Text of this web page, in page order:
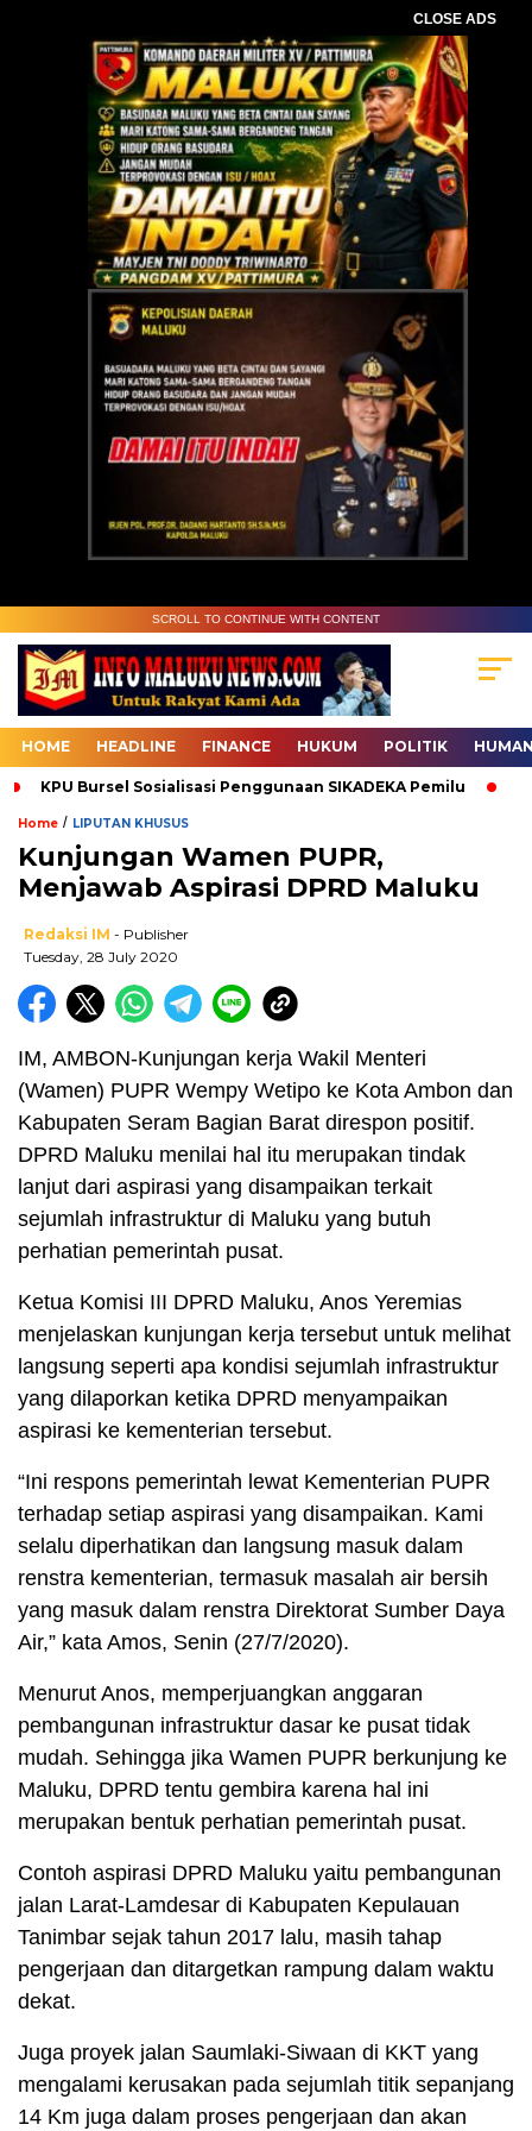
CLOSE ADS
SCROLL TO CONTINUE WITH CONTENT
HOME HEADLINE FINANCE HUKUM POLITIK
KPU Bursel Sosialisasi Penggunaan SIKADEKA Pemilu
Home / LIPUTAN KHUSUS
Kunjungan Wamen PUPR,
Menjawab Aspirasi DPRD Maluku
Redaksi IM - Publisher
Tuesday, 28 July 2020
IM, AMBON-Kunjungan kerja Wakil Menteri
(Wamen) PUPR Wempy Wetipo ke Kota Ambon dan
Kabupaten Seram Bagian Barat direspon positif.
DPRD Maluku menilai hal itu merupakan tindak
lanjut dari aspirasi yang disampaikan terkait
sejumlah infrastruktur di Maluku yang butuh
perhatian pemerintah pusat.
Ketua Komisi III DPRD Maluku, Anos Yeremias
menjelaskan kunjungan kerja tersebut untuk melihat
langsung seperti apa kondisi sejumlah infrastruktur
yang dilaporkan ketika DPRD menyampaikan
aspirasi ke kementerian tersebut.
“Ini respons pemerintah lewat Kementerian PUPR
terhadap setiap aspirasi yang disampaikan. Kami
selalu diperhatikan dan langsung masuk dalam
renstra kementerian, termasuk masalah air bersih
yang masuk dalam renstra Direktorat Sumber Daya
Air,” kata Amos, Senin (27/7/2020).
Menurut Anos, memperjuangkan anggaran
pembangunan infrastruktur dasar ke pusat tidak
mudah. Sehingga jika Wamen PUPR berkunjung ke
Maluku, DPRD tentu gembira karena hal ini
merupakan bentuk perhatian pemerintah pusat.
Contoh aspirasi DPRD Maluku yaitu pembangunan
jalan Larat-Lamdesar di Kabupaten Kepulauan
Tanimbar sejak tahun 2017 lalu, masih tahap
pengerjaan dan ditargetkan rampung dalam waktu
dekat.
Juga proyek jalan Saumlaki-Siwaan di KKT yang
mengalami kerusakan pada sejumlah titik sepanjang
14 Km juga dalam proses pengerjaan dan akan